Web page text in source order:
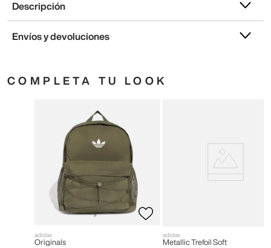
Descripción
Envíos y devoluciones
COMPLETA TU LOOK
adidas
Originals
adidas
Metallic Trefoil Soft